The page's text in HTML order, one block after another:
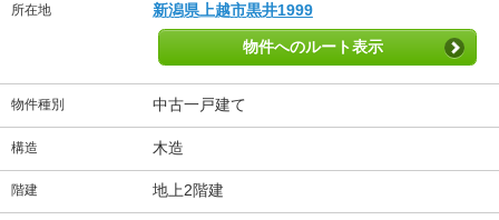
所在地 新潟県上越市黒井1999
物件へのルート表示
物件種別 中古一戸建て
構造 木造
階建 地上2階建